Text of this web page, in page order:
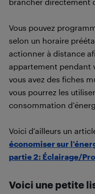
brancher directement
Vous pouvez
selon un horaire
actionner à distance
appartement pendant
vous avez des fiches
vous pourrez les
consommation
Voici d’ailleurs un
économiser sur
partie 2: Éclairage/
Voici une petite